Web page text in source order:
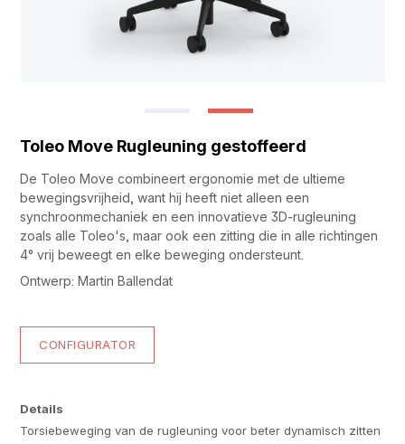
Toleo Move Rugleuning gestoffeerd
De Toleo Move combineert ergonomie met de ultieme
bewegingsvrijheid, want hij heeft niet alleen een
synchroonmechaniek en een innovatieve 3D-rugleuning
zoals alle Toleo's, maar ook een zitting die in alle richtingen
4° vrij beweegt en elke beweging ondersteunt.
Ontwerp: Martin Ballendat
CONFIGURATOR
Details
Torsiebeweging van de rugleuning voor beter dynamisch zitten